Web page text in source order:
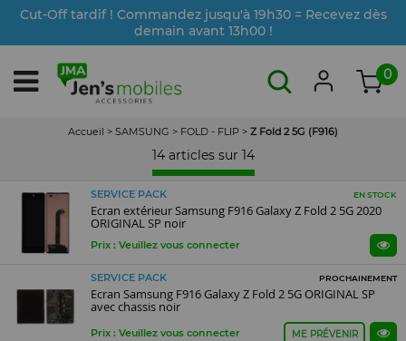
Cut-Off tardif ! Commandez jusqu'à 19h30 = Recevez dès
demain avant 13h00 !
0
Accueil > SAMSUNG > FOLD - FLIP > Z Fold 2 5G (F916)
14 articles sur 14
SERVICE PACK EN STOCK
Ecran extérieur Samsung F916 Galaxy Z Fold 2 5G 2020
ORIGINAL SP noir
Prix : Veuillez vous connecter
SERVICE PACK PROCHAINEMENT
Ecran Samsung F916 Galaxy Z Fold 2 5G ORIGINAL SP
avec chassis noir
Prix : Veuillez vous connecter ME PRÉVENIR